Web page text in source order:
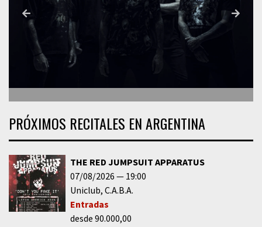
PRÓXIMOS RECITALES EN ARGENTINA
THE RED JUMPSUIT APPARATUS
07/08/2026
19:00
Uniclub C.A.B.A.
Entradas
desde 90.000,00